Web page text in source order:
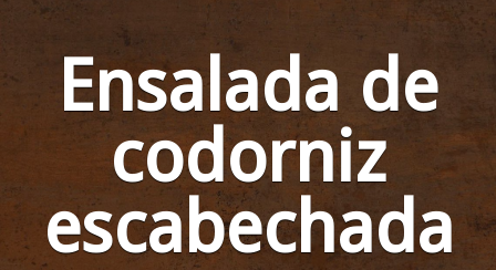
Ensalada de
codorniz
escabechada